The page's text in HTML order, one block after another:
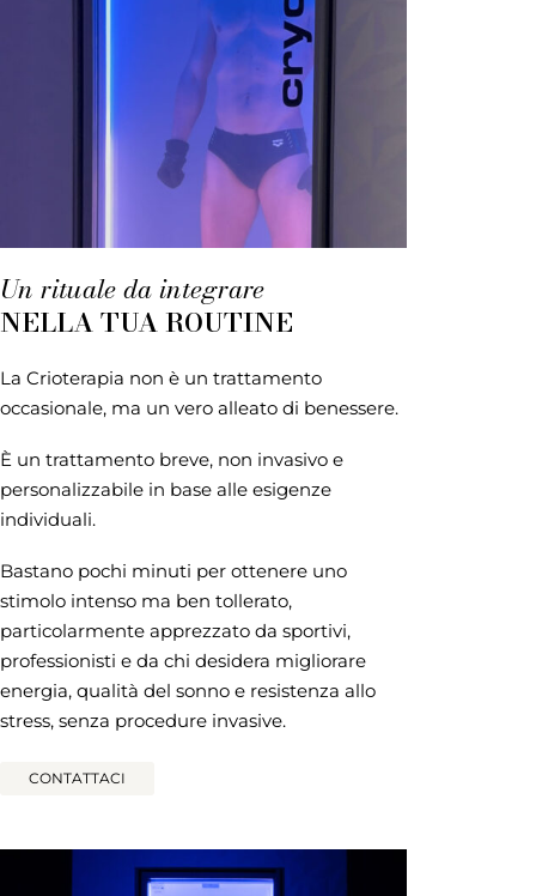
Un rituale da integrare
NELLA TUA ROUTINE
La Crioterapia non è un trattamento
occasionale, ma un vero alleato di benessere.
È un trattamento breve, non invasivo e
personalizzabile in base alle esigenze
individuali.
Bastano pochi minuti per ottenere uno
stimolo intenso ma ben tollerato,
particolarmente apprezzato da sportivi,
professionisti e da chi desidera migliorare
energia, qualità del sonno e resistenza allo
stress, senza procedure invasive.
CONTATTACI